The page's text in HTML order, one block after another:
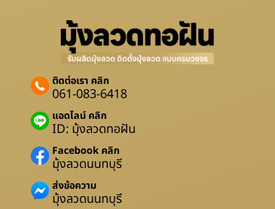
ติดต่อเรา คลิก
061-083-6418
แอดไลน์ คลิก
ID: มุ้งลวดทอฝัน
Facebook คลิก
มุ้งลวดนนทบุรี
ส่งข้อความ
มุ้งลวดนนทบุรี